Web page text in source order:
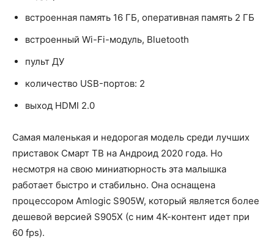
встроенная память 16 ГБ, оперативная память 2 ГБ
встроенный Wi-Fi-модуль, Bluetooth
пульт ДУ
количество USB-портов: 2
выход HDMI 2.0
Самая маленькая и недорогая модель среди лучших
приставок Смарт ТВ на Андроид 2020 года. Но
несмотря на свою миниатюрность эта малышка
работает быстро и стабильно. Она оснащена
процессором Amlogic S905W, который является более
дешевой версией S905X (с ним 4К-контент идет при
60 fps).